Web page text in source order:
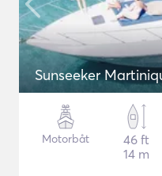
Sunseeker
Motorbåt
46 ft
14 m